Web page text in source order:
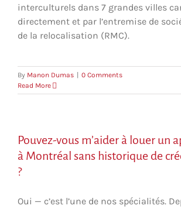
interculturels dans 7 grandes villes
directement et par l’entremise de
de la relocalisation (RMC).
By Manon Dumas
0 Comments
Read More
Pouvez-vous m’aider à louer un
à Montréal sans historique de
?
Oui — c’est l’une de nos spécialités.